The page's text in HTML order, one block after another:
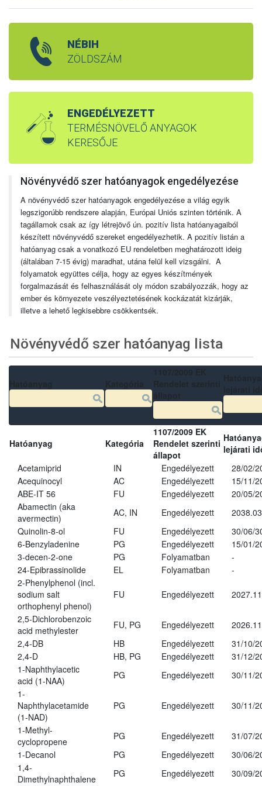
NÉBIH
ZÖLDSZÁM
ENGEDÉLYEZETT
TERMÉSNÖVELŐ ANYAGOK
KERESŐJE
Növényvédő szer hatóanyagok engedélyezése
A növényvédő szer hatóanyagok engedélyezése a világ egyik
legszigorúbb rendszere alapján, Európai Uniós szinten történik. A
tagállamok csak az így létrejövő ún. pozitív lista hatóanyagaiból
készített növényvédő szereket engedélyezhetik. A pozitív listán a
hatóanyag csak a vonatkozó EU rendeletben meghatározott ideig
(általában 7-15 évig) maradhat, utána felül kell vizsgálni. A
folyamatok együttes célja, hogy az egyes készítmények
forgalmazását és felhasználását oly módon szabályozzák, hogy az
ember és környezete veszélyeztetésének kockázatát kizárják,
illetve a lehető legkisebbre csökkentsék.
Növényvédő szer hatóanyag lista
Hatóanyag Kategória
1107/2009 EK
Rendelet szerinti
állapot
lejárati
Acetamiprid
IN Engedélyezett
28/02/
Acequinocyl
AC Engedélyezett
15/11/
ABE-IT 56
FU Engedélyezett
20/05/
Abamectin (aka
avermectin)
AC, IN Engedélyezett
Quinolin-8-ol
FU Engedélyezett
30/06/
6-Benzyladenine
PG Engedélyezett
15/01/
3-decen-2-one
PG Folyamatban
-
24-Epibrassinolide
EL Folyamatban
-
2-Phenylphenol (incl.
sodium salt
orthophenyl phenol)
FU Engedélyezett
2,5-Dichlorobenzoic
acid methylester
FU, PG Engedélyezett
2,4-DB
HB Engedélyezett
31/10/
2,4-D
HB, PG Engedélyezett
31/12/
1-Naphthylacetic
acid (1-NAA)
PG Engedélyezett
30/11/
1-
Naphthylacetamide
(1-NAD)
PG Engedélyezett 30/11/
1-Methyl-
cyclopropene
PG Engedélyezett
31/07/
1-Decanol
PG Engedélyezett
30/06/
1,4-
Dimethylnaphthalene
PG Engedélyezett 30/09/